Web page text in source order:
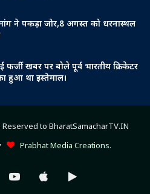
ने पकड़ा जोर,8 अगस्त को धरनास्थल
फर्जी खबर पर बोले पूर्व भारतीय क्रिकेटर
हुआ था इस्तेमाल।
to BharatSamacharTV.IN
Prabhat Media Creations.
YouTubeAppleGoogle